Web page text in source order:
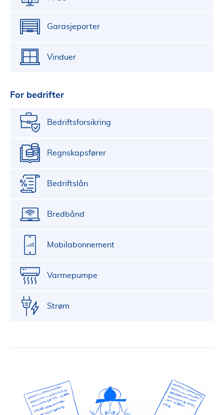
Garasjeporter
Vinduer
For bedrifter
Bedriftsforsikring
Regnskapsfører
Bedriftslån
Bredbånd
Mobilabonnement
Varmepumpe
Strøm